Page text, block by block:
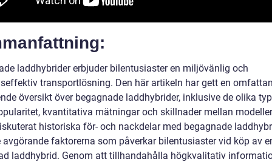
laddhybrider erbjuder bilentusiaster en miljövänlig och
transportlösning. Den här artikeln har gett en
översikt över begagnade laddhybrider, inklusive de olika
kvantitativa mätningar och skillnader mellan
historiska för- och nackdelar med begagnade
avgörande faktorerna som påverkar bilentusiaster vid köp av
laddhybrid. Genom att tillhandahålla högkvalitativ